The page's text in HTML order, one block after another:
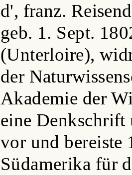
d', franz.
geb. 1. Sept.
(Unterloire),
der
Akademie der
eine Denkschrift
vor und bereiste
Südamerika für